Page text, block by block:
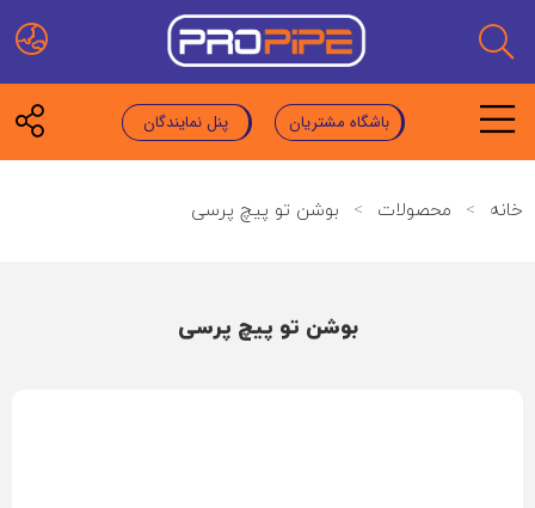
باشگاه مشتریان پنل نمایندگان
خانه > محصولات > بوشن تو پیچ پرسی
بوشن تو پیچ پرسی